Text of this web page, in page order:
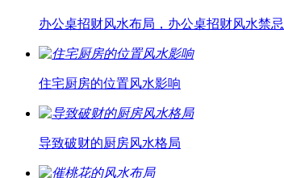
办公桌招财风水布局，办公桌招财风水禁忌
住宅厨房的位置风水影响
导致破财的厨房风水格局